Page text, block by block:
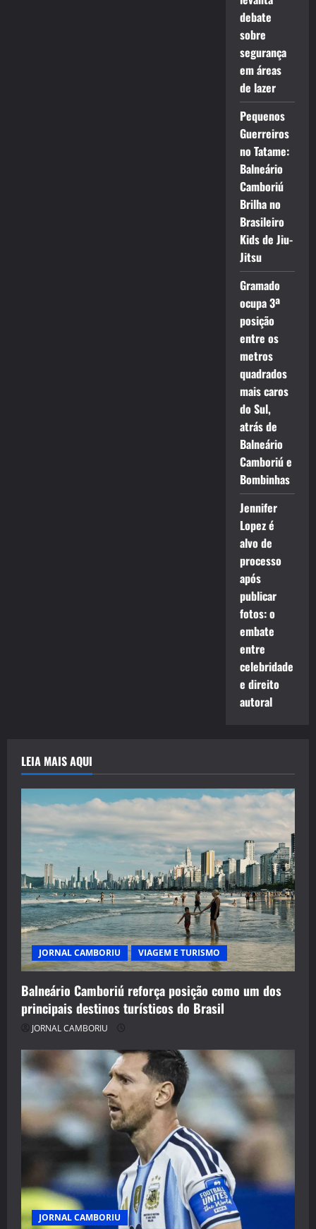
debate
sobre
segurança
em áreas
de lazer
Pequenos
Guerreiros
no Tatame:
Balneário
Camboriú
Brilha no
Brasileiro
Kids de Jiu-
Jitsu
Gramado
ocupa 3ª
posição
entre os
metros
quadrados
mais caros
do Sul,
atrás de
Balneário
Camboriú e
Bombinhas
Jennifer
Lopez é
alvo de
processo
após
publicar
fotos: o
embate
entre
celebridade
e direito
autoral
LEIA MAIS AQUI
JORNAL CAMBORIU VIAGEM E TURISMO
Balneário Camboriú reforça posição como um dos
principais destinos turísticos do Brasil
JORNAL CAMBORIU
JORNAL CAMBORIU